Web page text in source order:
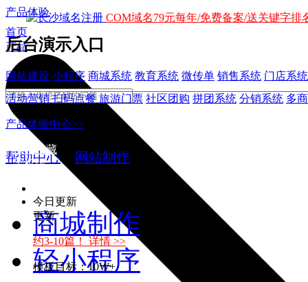
产品体验
后台演示入口
网站建设 小程序 商城系统 教育系统 微传单 销售系统 门店系统
活动营销 扫码点餐 旅游门票 社区团购 拼团系统 分销系统 多
产品体验中心>>
加入收藏
手机版
今日更新
更新
约3-10篇！ 详情 >>
模板目标：10W+
COM域名79元每年/免费备案/送关键字排
首页
产品
帮助中心 网站制作
商城制作
轻小程序